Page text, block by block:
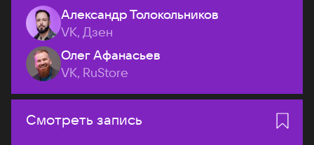
Александр Толокольников
VK, Дзен
Олег Афанасьев
VK, RuStore
Смотреть запись